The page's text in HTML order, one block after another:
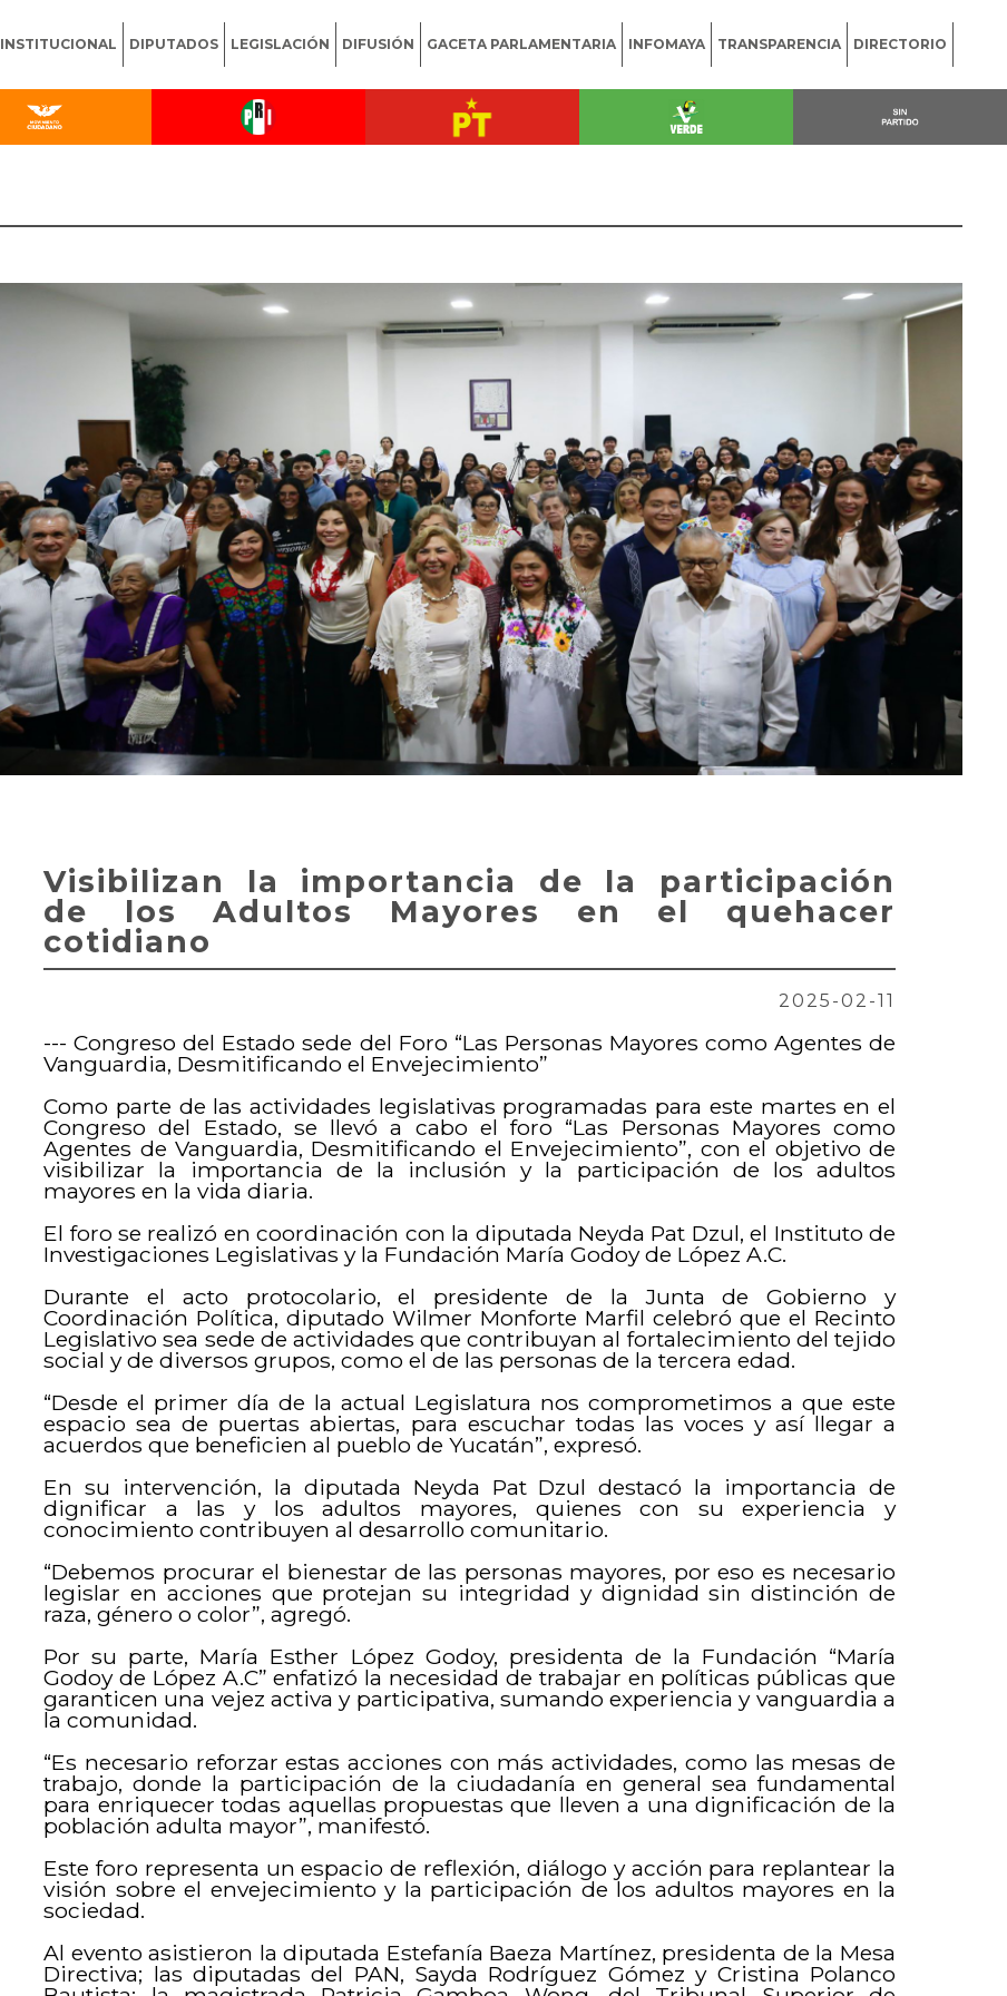
INSTITUCIONAL DIPUTADOS LEGISLACIÓN DIFUSIÓN GACETA PARLAMENTARIA INFOMAYA TRANSPARENCIA DIRECTORIO
Visibilizan la importancia de la participación
de los Adultos Mayores en el quehacer
cotidiano
2025-02-11
--- Congreso del Estado sede del Foro “Las Personas Mayores como Agentes de
Vanguardia, Desmitificando el Envejecimiento”
Como parte de las actividades legislativas programadas para este martes en el
Congreso del Estado, se llevó a cabo el foro “Las Personas Mayores como
Agentes de Vanguardia, Desmitificando el Envejecimiento”, con el objetivo de
visibilizar la importancia de la inclusión y la participación de los adultos
mayores en la vida diaria.
El foro se realizó en coordinación con la diputada Neyda Pat Dzul, el Instituto de
Investigaciones Legislativas y la Fundación María Godoy de López A.C.
Durante el acto protocolario, el presidente de la Junta de Gobierno y
Coordinación Política, diputado Wilmer Monforte Marfil celebró que el Recinto
Legislativo sea sede de actividades que contribuyan al fortalecimiento del tejido
social y de diversos grupos, como el de las personas de la tercera edad.
“Desde el primer día de la actual Legislatura nos comprometimos a que este
espacio sea de puertas abiertas, para escuchar todas las voces y así llegar a
acuerdos que beneficien al pueblo de Yucatán”, expresó.
En su intervención, la diputada Neyda Pat Dzul destacó la importancia de
dignificar a las y los adultos mayores, quienes con su experiencia y
conocimiento contribuyen al desarrollo comunitario.
“Debemos procurar el bienestar de las personas mayores, por eso es necesario
legislar en acciones que protejan su integridad y dignidad sin distinción de
raza, género o color”, agregó.
Por su parte, María Esther López Godoy, presidenta de la Fundación “María
Godoy de López A.C” enfatizó la necesidad de trabajar en políticas públicas que
garanticen una vejez activa y participativa, sumando experiencia y vanguardia a
la comunidad.
“Es necesario reforzar estas acciones con más actividades, como las mesas de
trabajo, donde la participación de la ciudadanía en general sea fundamental
para enriquecer todas aquellas propuestas que lleven a una dignificación de la
población adulta mayor”, manifestó.
Este foro representa un espacio de reflexión, diálogo y acción para replantear la
visión sobre el envejecimiento y la participación de los adultos mayores en la
sociedad.
Al evento asistieron la diputada Estefanía Baeza Martínez, presidenta de la Mesa
Directiva; las diputadas del PAN, Sayda Rodríguez Gómez y Cristina Polanco